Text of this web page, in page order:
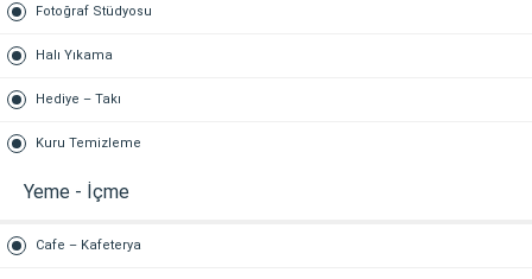
Fotoğraf Stüdyosu
Halı Yıkama
Hediye – Takı
Kuru Temizleme
Yeme - İçme
Cafe – Kafeterya